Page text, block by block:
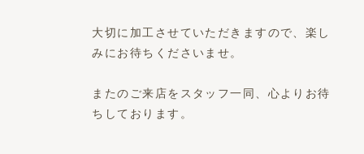
大切に加工させていただきますので、楽し
みにお待ちくださいませ。
またのご来店をスタッフ一同、心よりお待
ちしております。